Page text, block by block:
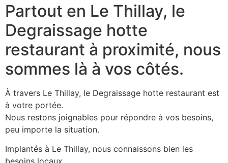
Partout en Le Thillay, le
Degraissage hotte
restaurant à proximité, nous
sommes là à vos côtés.
À travers Le Thillay, le Degraissage hotte restaurant est
à votre portée.
Nous restons joignables pour répondre à vos besoins,
peu importe la situation.
Implantés à Le Thillay, nous connaissons bien les